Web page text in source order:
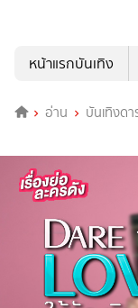
หน้าแรกบันเทิง
อ่าน บันเทิงดา
พิพากษา Dare To